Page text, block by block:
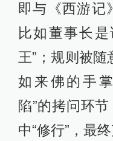
即与《西游记
比如董事长
王”；规则被随
如来佛的手
陷”的拷问环
中“修行”，最